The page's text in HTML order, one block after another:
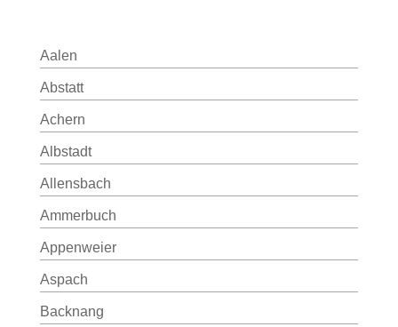
Aalen
Abstatt
Achern
Albstadt
Allensbach
Ammerbuch
Appenweier
Aspach
Backnang